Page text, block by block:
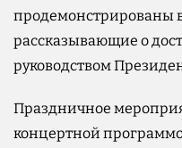
продемонстрированы
рассказывающие о
руководством
Праздничное
концертной